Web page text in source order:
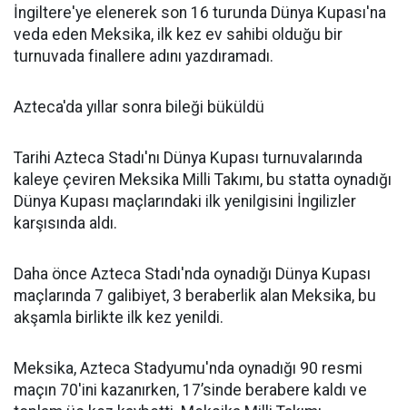
İngiltere'ye elenerek son 16 turunda Dünya Kupası'na
veda eden Meksika, ilk kez ev sahibi olduğu bir
turnuvada finallere adını yazdıramadı.
Azteca'da yıllar sonra bileği büküldü
Tarihi Azteca Stadı'nı Dünya Kupası turnuvalarında
kaleye çeviren Meksika Milli Takımı, bu statta oynadığı
Dünya Kupası maçlarındaki ilk yenilgisini İngilizler
karşısında aldı.
Daha önce Azteca Stadı'nda oynadığı Dünya Kupası
maçlarında 7 galibiyet, 3 beraberlik alan Meksika, bu
akşamla birlikte ilk kez yenildi.
Meksika, Azteca Stadyumu'nda oynadığı 90 resmi
maçın 70'ini kazanırken, 17’sinde berabere kaldı ve